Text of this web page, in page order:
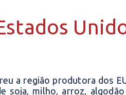
a região produtora dos
soja, milho, arroz,